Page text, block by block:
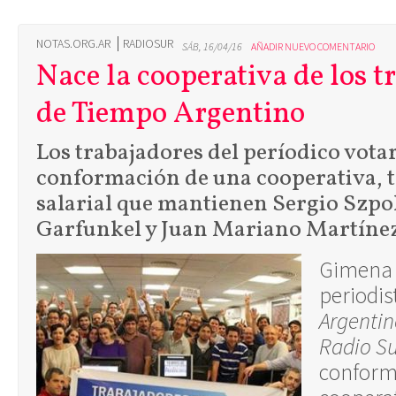
NOTAS.ORG.AR RADIOSUR SÁB, 16/04/16 AÑADIR NUEVO COMENTARIO
Nace la cooperativa de los
de Tiempo Argentino
Los trabajadores del períodico
conformación de una cooperativa,
salarial que mantienen Sergio
Garfunkel y Juan Mariano
Radio